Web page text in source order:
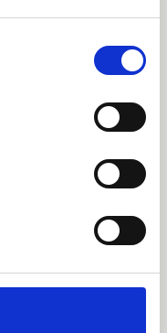
e Eduardo
MUT è